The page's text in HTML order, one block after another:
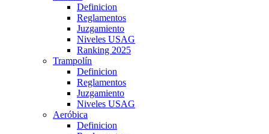
Definicion
Reglamentos
Juzgamiento
Niveles USAG
Ranking 2025
Trampolín
Definicion
Reglamentos
Juzgamiento
Niveles USAG
Aeróbica
Definicion